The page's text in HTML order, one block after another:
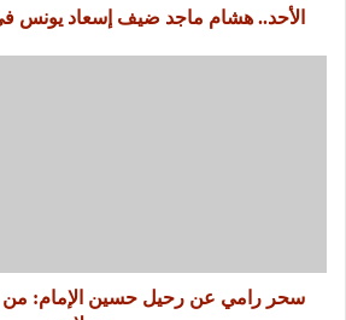
الأحد.. هشام ماجد ضيف إسعاد يونس
سحر رامي عن رحيل حسين الإمام: من